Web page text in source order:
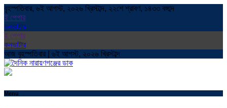
বৃহস্পতিবার, ৬ই আগস্ট, ২০২৬ খ্রিস্টাব্দ, ২২শে শ্রাবণ, ১৪৩৩ বঙ্গাব্দ
ই পেপার
কনভাটার
ই পেপার
কনভাটার
আজ বৃহস্পতিবার | ৬ই আগস্ট, ২০২৬ খ্রিস্টাব্দ
Menu